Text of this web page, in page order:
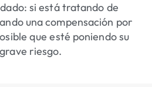
si está tratando de
una compensación por
que esté poniendo su
riesgo.